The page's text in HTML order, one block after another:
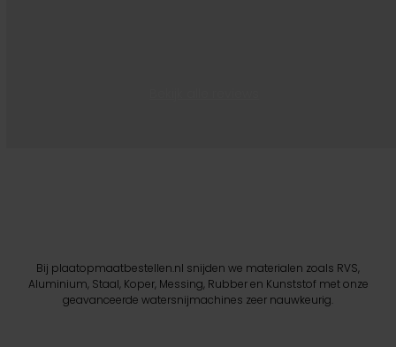
Bij plaatopmaatbestellen.nl snijden we materialen zoals RVS,
Aluminium, Staal, Koper, Messing, Rubber en Kunststof met onze
geavanceerde watersnijmachines zeer nauwkeurig.